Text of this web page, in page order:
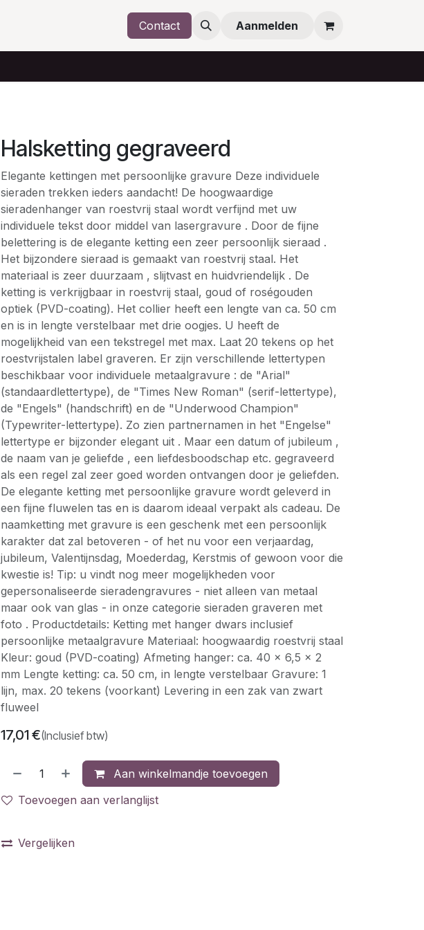
Contact Aanmelden
Halsketting gegraveerd
Elegante kettingen met persoonlijke gravure Deze individuele
sieraden trekken ieders aandacht! De hoogwaardige
sieradenhanger van roestvrij staal wordt verfijnd met uw
individuele tekst door middel van lasergravure . Door de fijne
belettering is de elegante ketting een zeer persoonlijk sieraad .
Het bijzondere sieraad is gemaakt van roestvrij staal. Het
materiaal is zeer duurzaam , slijtvast en huidvriendelijk . De
ketting is verkrijgbaar in roestvrij staal, goud of roségouden
optiek (PVD-coating). Het collier heeft een lengte van ca. 50 cm
en is in lengte verstelbaar met drie oogjes. U heeft de
mogelijkheid van een tekstregel met max. Laat 20 tekens op het
roestvrijstalen label graveren. Er zijn verschillende lettertypen
beschikbaar voor individuele metaalgravure : de "Arial"
(standaardlettertype), de "Times New Roman" (serif-lettertype),
de "Engels" (handschrift) en de "Underwood Champion"
(Typewriter-lettertype). Zo zien partnernamen in het "Engelse"
lettertype er bijzonder elegant uit . Maar een datum of jubileum ,
de naam van je geliefde , een liefdesboodschap etc. gegraveerd
als een regel zal zeer goed worden ontvangen door je geliefden.
De elegante ketting met persoonlijke gravure wordt geleverd in
een fijne fluwelen tas en is daarom ideaal verpakt als cadeau. De
naamketting met gravure is een geschenk met een persoonlijk
karakter dat zal betoveren - of het nu voor een verjaardag,
jubileum, Valentijnsdag, Moederdag, Kerstmis of gewoon voor die
kwestie is! Tip: u vindt nog meer mogelijkheden voor
gepersonaliseerde sieradengravures - niet alleen van metaal
maar ook van glas - in onze categorie sieraden graveren met
foto . Productdetails: Ketting met hanger dwars inclusief
persoonlijke metaalgravure Materiaal: hoogwaardig roestvrij staal
Kleur: goud (PVD-coating) Afmeting hanger: ca. 40 x 6,5 x 2
mm Lengte ketting: ca. 50 cm, in lengte verstelbaar Gravure: 1
lijn, max. 20 tekens (voorkant) Levering in een zak van zwart
fluweel
17,01€(Inclusief btw)
Aan winkelmandje toevoegen
Toevoegen aan verlanglijst
Vergelijken